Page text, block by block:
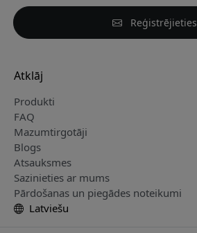
Reģistrējieties
Atklāj
Produkti
FAQ
Mazumtirgotāji
Blogs
Atsauksmes
Sazinieties ar mums
Pārdošanas un piegādes noteikumi
Latviešu